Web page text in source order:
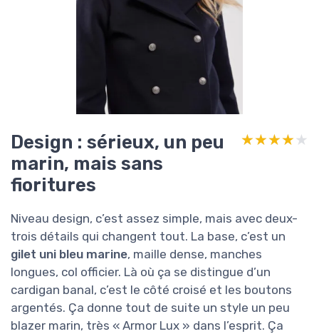
Design : sérieux, un peu
marin, mais sans
fioritures
★★★★★
★★★★★
Niveau design, c’est assez simple, mais avec deux-
trois détails qui changent tout. La base, c’est un
gilet uni bleu marine, maille dense, manches
longues, col officier. Là où ça se distingue d’un
cardigan banal, c’est le côté croisé et les boutons
argentés. Ça donne tout de suite un style un peu
blazer marin, très « Armor Lux » dans l’esprit. Ça